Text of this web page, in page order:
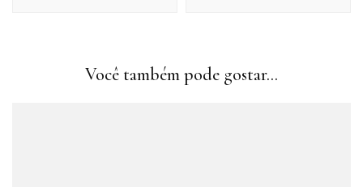
Você também pode gostar...